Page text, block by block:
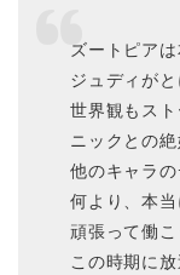
ズートピア
ジュディが
世界観もス
ニックとの
他のキャラ
何より、本
頑張って働
この時期に